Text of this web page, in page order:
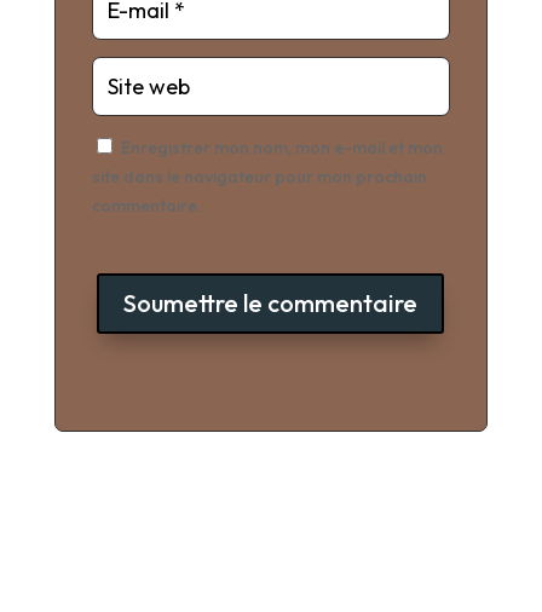
Enregistrer mon nom, mon e-mail et mon
site dans le navigateur pour mon prochain
commentaire.
Soumettre le commentaire